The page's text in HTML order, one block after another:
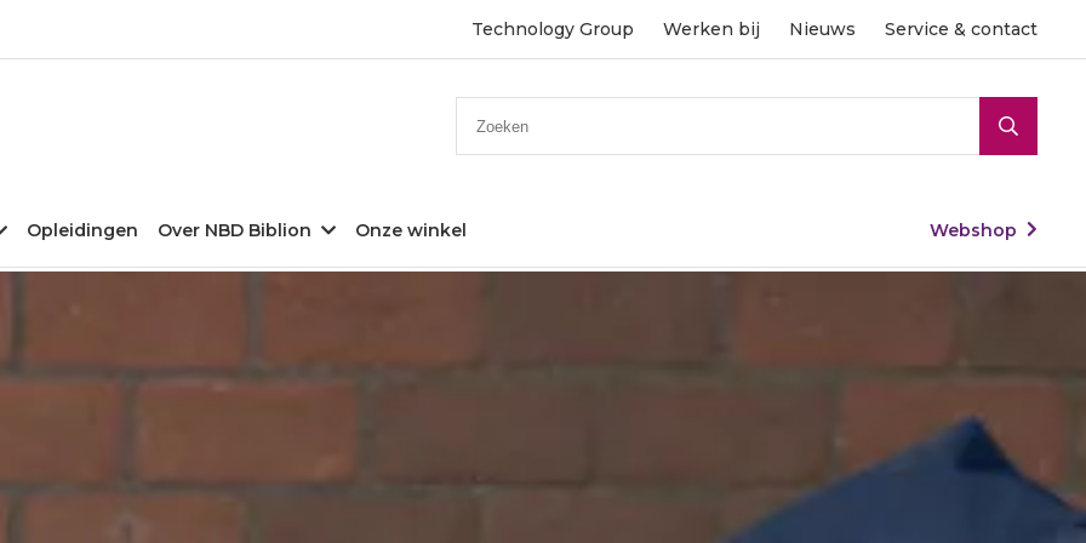
Opleidingen Over NBD Biblion Onze winkel Webshop
Technology Group Werken bij Nieuws Service & contact